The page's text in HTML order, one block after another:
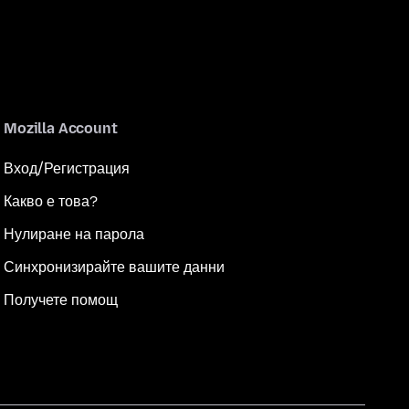
Mozilla Account
Вход/Регистрация
Какво е това?
Нулиране на парола
Синхронизирайте вашите данни
Получете помощ